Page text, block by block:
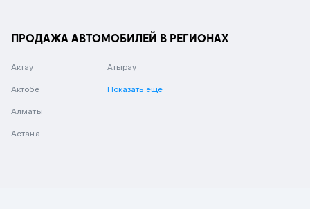
ПРОДАЖА АВТОМОБИЛЕЙ В РЕГИОНАХ
Актау
Актобе
Алматы
Астана
Атырау
Показать еще